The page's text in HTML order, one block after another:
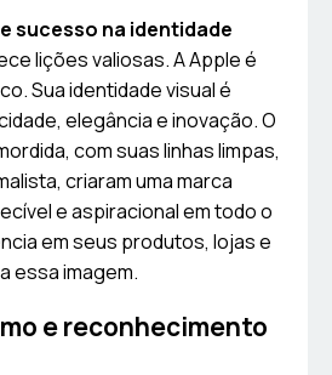
sucesso na identidade
lições valiosas. A Apple é
Sua identidade visual é
elegância e inovação. O
com suas linhas limpas,
criaram uma marca
e aspiracional em todo o
em seus produtos, lojas e
essa imagem.
e reconhecimento